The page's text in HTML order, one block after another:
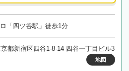
「四ツ谷駅」徒歩1分
都新宿区四谷1-8-14 四谷一丁目ビル3
地図